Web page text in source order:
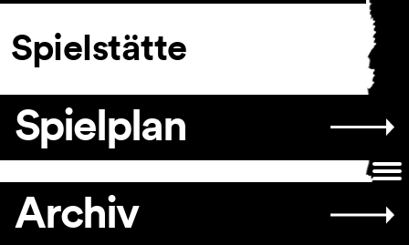
AGB
Datenschutz
Spielstätte
Spielplan
Archiv